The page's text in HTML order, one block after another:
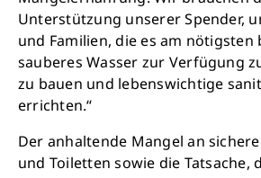
Unterstützung unserer Spender,
und Familien, die es am nötigsten
sauberes Wasser zur Verfügung
zu bauen und lebenswichtige
errichten.“
Der anhaltende Mangel an
und Toiletten sowie die Tatsache,